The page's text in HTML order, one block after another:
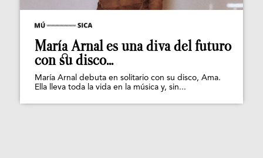
María Arnal es una diva del futuro
con su disco...
María Arnal debuta en solitario con su disco, Ama.
Ella lleva toda la vida en la música y, sin...